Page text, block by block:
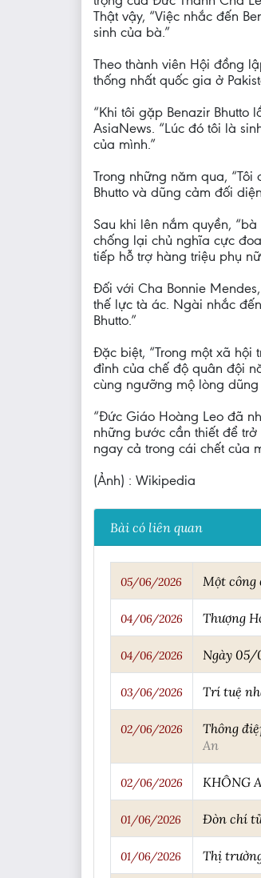
Thật vậy, “Việc nhắc đến
sinh của bà.”
Theo thành viên Hội đồng
thống nhất quốc gia ở
“Khi tôi gặp Benazir
AsiaNews. “Lúc đó tôi là
của mình.”
Trong những năm qua,
Bhutto và dũng cảm đối
Sau khi lên nắm quyền,
chống lại chủ nghĩa cực
tiếp hỗ trợ hàng triệu phụ
Đối với Cha Bonnie
thế lực tà ác. Ngài nhắc
Bhutto.”
Đặc biệt, “Trong một xã
đỉnh của chế độ quân đội
cùng ngưỡng mộ lòng
“Đức Giáo Hoàng Leo đã
những bước cần thiết để
ngay cả trong cái chết của
(Ảnh) : Wikipedia
Bài có liên quan
05/06/2026 Một công
04/06/2026 Thượng
04/06/2026 Ngày 05/
03/06/2026 Trí tuệ
02/06/2026 Thông
An
02/06/2026 KHÔNG
01/06/2026 Đòn chí
01/06/2026 Thị